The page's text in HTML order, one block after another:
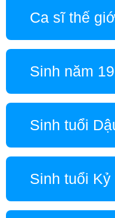
Ca sĩ thế
Sinh năm
Sinh tuổi
Sinh tuổi Kỷ